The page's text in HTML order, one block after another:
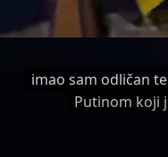
imao sam odličan
Putinom koji